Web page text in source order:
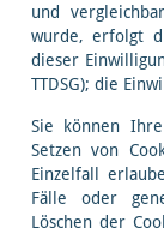
und
wurde, erfolgt
dieser
TTDSG); die
Sie können
Setzen von
Einzelfall
Fälle oder
Löschen der